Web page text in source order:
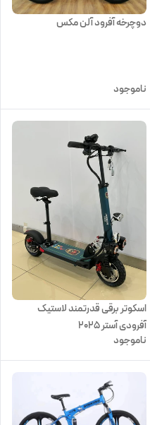
دوچرخه آفرود آلن مکس
ناموجود
اسکوتر برقی قدرتمند لاستیک
آفرودی آستر 2025
ناموجود